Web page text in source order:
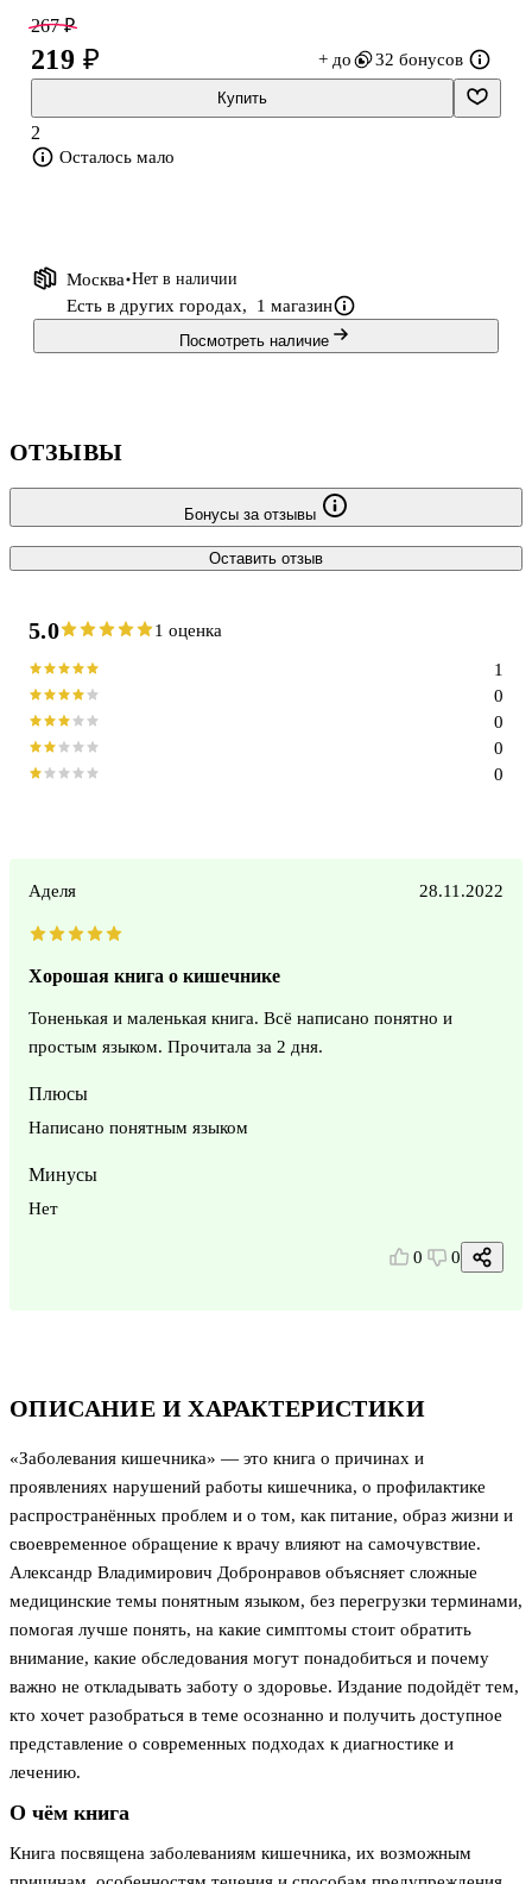
важно не откладывать заботу о здоровье. Издание подойдёт тем,
кто хочет разобраться в теме осознанно и получить доступное
представление о современных подходах к диагностике и
лечению.
О чём книга
267 ₽
219 ₽ + до 32 бонусов
Купить
2
Осталось мало
Москва Нет в наличии
Есть в других городах, 1 магазин
Посмотреть наличие
ОПИСАНИЕ И ХАРАКТЕРИСТИКИ
«Заболевания кишечника» — это книга о причинах и
проявлениях нарушений работы кишечника, о профилактике
распространённых проблем и о том, как питание, образ жизни и
своевременное обращение к врачу влияют на самочувствие.
Александр Владимирович Добронравов объясняет сложные
медицинские темы понятным языком, без перегрузки терминами,
помогая лучше понять, на какие симптомы стоит обратить
внимание, какие обследования могут понадобиться и почему
важно не откладывать заботу о здоровье. Издание подойдёт тем,
кто хочет разобраться в теме осознанно и получить доступное
представление о современных подходах к диагностике и
лечению.
О чём книга
Книга посвящена заболеваниям кишечника, их возможным
ОТЗЫВЫ
Бонусы за отзывы
Оставить отзыв
5.0 1 оценка
0
0
0
0
1
Аделя 28.11.2022
Хорошая книга о кишечнике
Тоненькая и маленькая книга. Всё написано понятно и
простым языком. Прочитала за 2 дня.
Плюсы
Написано понятным языком
Минусы
Нет
0 0